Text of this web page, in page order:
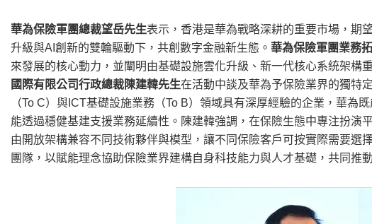
華為保險軍團總裁望岳先生表示，香港是華為戰略深耕的重要市場，期
升級與AI創新的雙輪驅動下，共創數字金融新生態。 華為保險軍團業務
來發展的核心動力，並闡明由基礎設施雲化升級、新一代核心系統架構
國際有限公司行政總裁陳建韓先生在活動中談及華為予保險業界的獨特
（To C）與ICT基礎設施業務（To B）領域具有深厚經驗的企業，華為
能透過穩健基建支援業務延續性。陳建韓強調，在保險生態中專注扮演
由開放架構兼容不同技術夥伴與模型，讓不同保險客戶可按實際需要選
團隊，以賦能理念協助保險業界建構自身科技能力與人才基礎，共同推